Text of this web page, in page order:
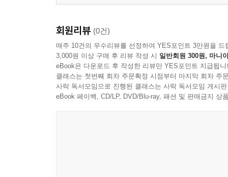
01. 탑승수속 92
02. 보안 검색 93
03. 면세점 94
04. 시설 위치 확인 95
05. 환승 96
06. 입국심사 받을 때 98
회원리뷰 (0건)
매주 10건의 우수리뷰를 선정하여 YES포인트 3만원을 드
3,000원 이상 구매 후 리뷰 작성 시 일반회원 300원, 마니
eBook은 다운로드 후 작성한 리뷰만 YES포인트 지급됩니
클래스는 첫번째 회차 주문확정 시점부터 마지막 회차 주
사락 독서모임으로 진행된 클래스는 사락 독서모임 게시
eBook 페이백, CD/LP, DVD/Blu-ray, 패션 및 판매금지 상